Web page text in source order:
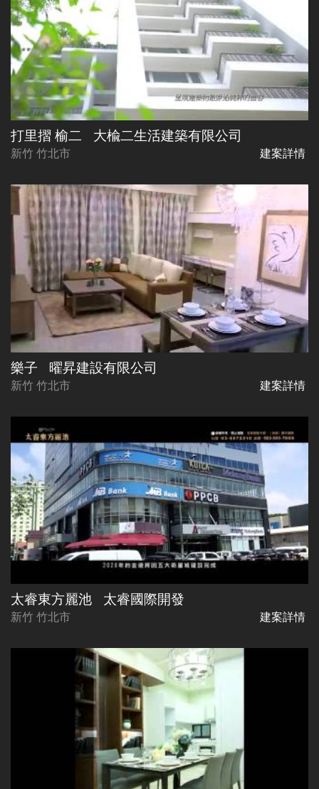
打里摺 榆二 大楡二生活建築有限公司
新竹 竹北市 建案詳情
樂子 曜昇建設有限公司
新竹 竹北市 建案詳情
太睿東方麗池 太睿國際開發
新竹 竹北市 建案詳情